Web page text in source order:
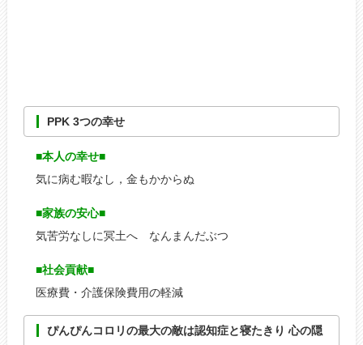
PPK 3つの幸せ
■本人の幸せ■
気に病む暇なし，金もかからぬ
■家族の安心■
気苦労なしに冥土へ なんまんだぶつ
■社会貢献■
医療費・介護保険費用の軽減
ぴんぴんコロリの最大の敵は認知症と寝たきり 心の隠